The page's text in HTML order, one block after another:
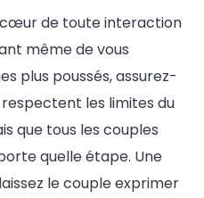
de toute interaction
même de vous
plus poussés, assurez-
les limites du
que tous les couples
quelle étape. Une
le couple exprimer